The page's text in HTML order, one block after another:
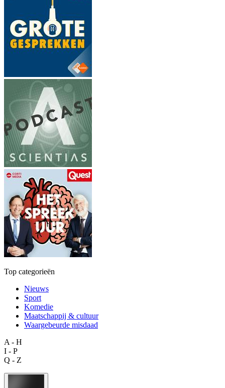
Top categorieën
Nieuws
Sport
Komedie
Maatschappij & cultuur
Waargebeurde misdaad
A - H
I - P
Q - Z